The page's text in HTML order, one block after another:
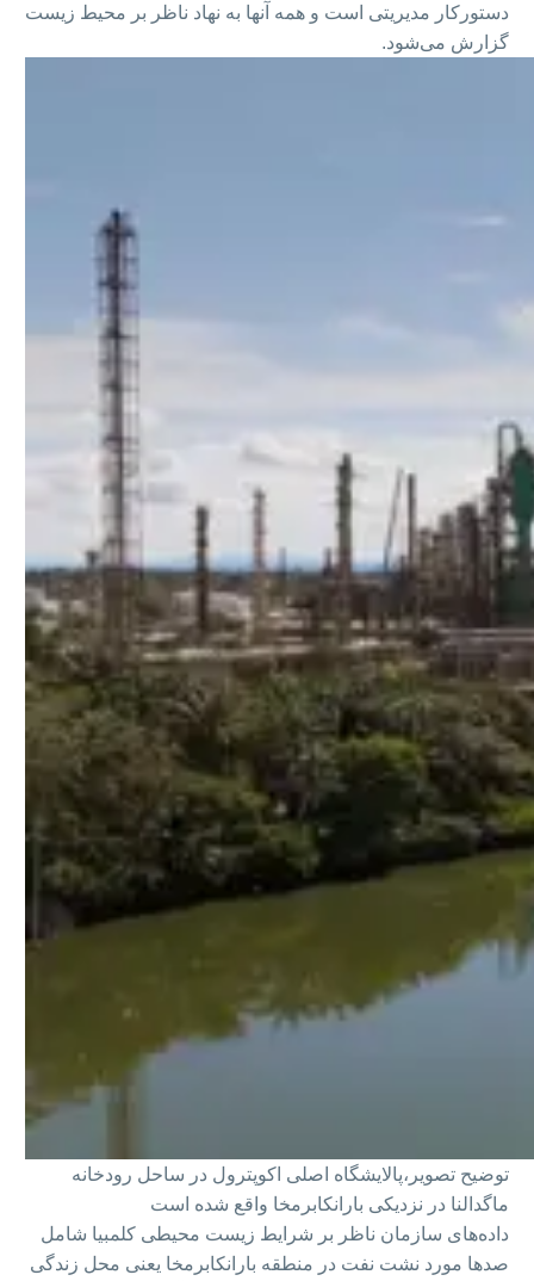
دستورکار مدیریتی است و همه آنها به نهاد ناظر بر محیط زیست
گزارش می‌شود.
توضیح تصویر،پالایشگاه اصلی اکوپترول در ساحل رودخانه
ماگدالنا در نزدیکی بارانکابرمخا واقع شده است
داده‌های سازمان ناظر بر شرایط زیست محیطی کلمبیا شامل
صدها مورد نشت نفت در منطقه بارانکابرمخا یعنی محل زندگی